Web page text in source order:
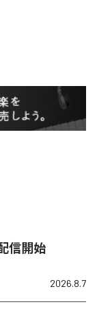
信開始
2026.8.7